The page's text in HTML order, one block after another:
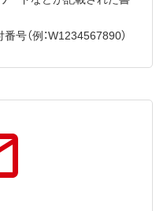
号（例：W1234567890）